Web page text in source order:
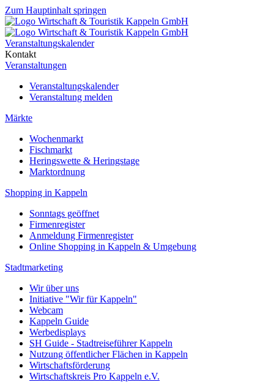
Zum Hauptinhalt springen
Veranstaltungskalender
Kontakt
Veranstaltungen
Veranstaltungskalender
Veranstaltung melden
Märkte
Wochenmarkt
Fischmarkt
Heringswette & Heringstage
Marktordnung
Shopping in Kappeln
Sonntags geöffnet
Firmenregister
Anmeldung Firmenregister
Online Shopping in Kappeln & Umgebung
Stadtmarketing
Wir über uns
Initiative "Wir für Kappeln"
Webcam
Kappeln Guide
Werbedisplays
SH Guide - Stadtreiseführer Kappeln
Nutzung öffentlicher Flächen in Kappeln
Wirtschaftsförderung
Wirtschaftskreis Pro Kappeln e.V.